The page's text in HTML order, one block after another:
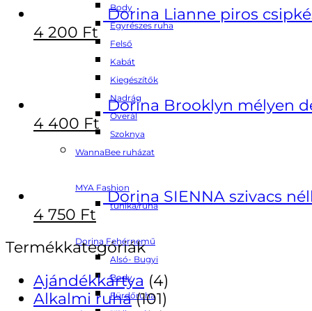
Body
Egyrészes ruha
Felső
Kabát
Kiegészítők
Nadrág
Overál
Szoknya
WannaBee ruházat
MYA Fashion
tunika/ruha
Dorina Fehérnemű
Alsó- Bugyi
Body
Fürdőruha
Dorina Lianne piros
4 200 Ft
Dorina Brooklyn mélyen
4 400 Ft
Dorina SIENNA szivacs
4 750 Ft
Termékkategóriák
Ajándékkártya (4)
Alkalmi ruha (101)